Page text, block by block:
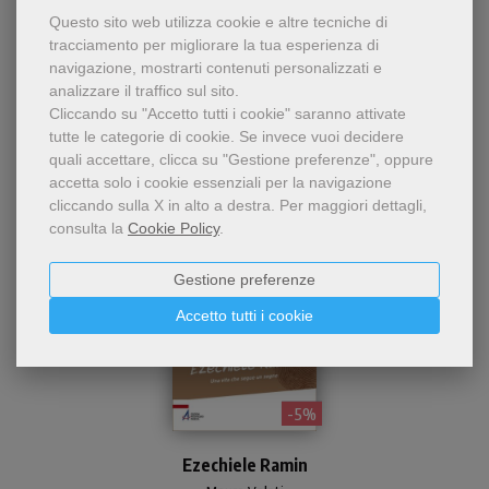
Questo sito web utilizza cookie e altre tecniche di
tracciamento per migliorare la tua esperienza di
navigazione, mostrarti contenuti personalizzati e
analizzare il traffico sul sito.
Cliccando su "Accetto tutti i cookie" saranno attivate
tutte le categorie di cookie. Se invece vuoi decidere
quali accettare, clicca su "Gestione preferenze", oppure
accetta solo i cookie essenziali per la navigazione
cliccando sulla X in alto a destra. Per maggiori dettagli,
consulta la Cookie Policy.
Accetto tutti i cookie
Gestione preferenze
Chi ha visto questo prodotto
ha visto anche...
- 5%
(1953-1985), missionario
Ezechiele Ramin